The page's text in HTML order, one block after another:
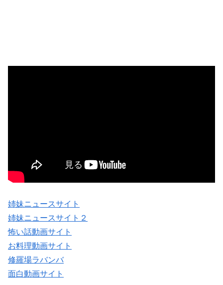
姉妹ニュースサイト
姉妹ニュースサイト２
怖い話動画サイト
お料理動画サイト
修羅場ラバンバ
面白動画サイト